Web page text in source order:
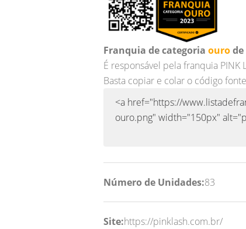
Franquia de categoria ouro
É responsável pela franquia PINK
Basta copiar e colar o código
Número de Unidades:83
Site:https://pinklash.com.br/